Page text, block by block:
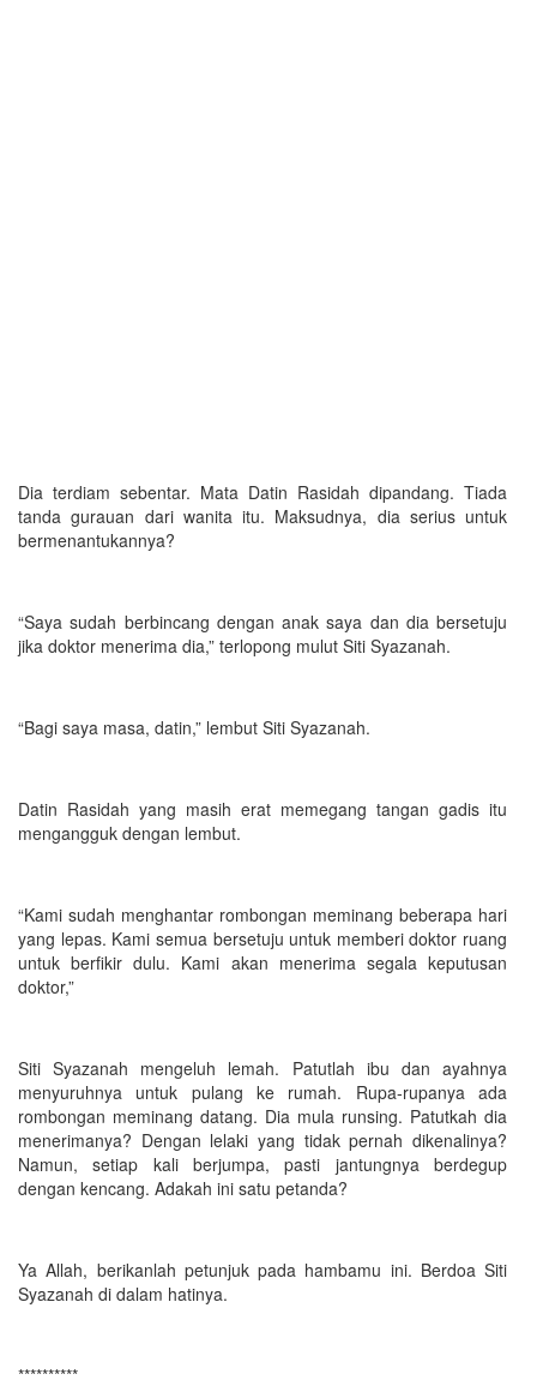
Dia terdiam sebentar. Mata Datin Rasidah dipandang. Tiada
tanda gurauan dari wanita itu. Maksudnya, dia serius untuk
bermenantukannya?
“Saya sudah berbincang dengan anak saya dan dia bersetuju
jika doktor menerima dia,” terlopong mulut Siti Syazanah.
“Bagi saya masa, datin,” lembut Siti Syazanah.
Datin Rasidah yang masih erat memegang tangan gadis itu
mengangguk dengan lembut.
“Kami sudah menghantar rombongan meminang beberapa hari
yang lepas. Kami semua bersetuju untuk memberi doktor ruang
untuk berfikir dulu. Kami akan menerima segala keputusan
doktor,”
Siti Syazanah mengeluh lemah. Patutlah ibu dan ayahnya
menyuruhnya untuk pulang ke rumah. Rupa-rupanya ada
rombongan meminang datang. Dia mula runsing. Patutkah dia
menerimanya? Dengan lelaki yang tidak pernah dikenalinya?
Namun, setiap kali berjumpa, pasti jantungnya berdegup
dengan kencang. Adakah ini satu petanda?
Ya Allah, berikanlah petunjuk pada hambamu ini. Berdoa Siti
Syazanah di dalam hatinya.
**********